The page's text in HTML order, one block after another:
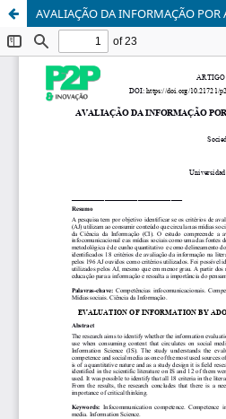
AVALIAÇÃO DA INFORMAÇÃO POR